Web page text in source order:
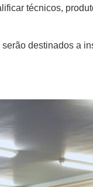
técnicos,
destinados a